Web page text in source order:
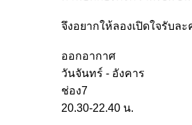
จึงอยากให้ลองเปิดใจรับ
ออกอากาศ
วันจันทร์ - อังคาร
ช่อง7
20.30-22.40 น.